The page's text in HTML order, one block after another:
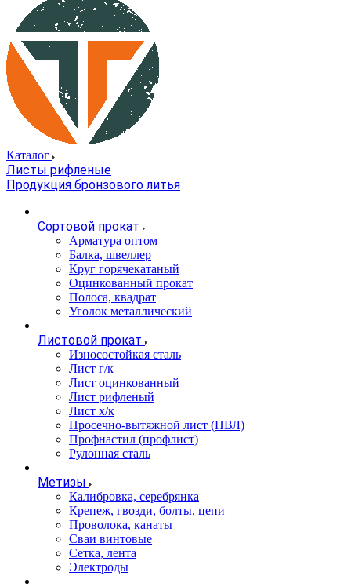
Каталог
Листы рифленые
Продукция бронзового литья
Сортовой прокат
Арматура оптом
Балка, швеллер
Круг горячекатаный
Оцинкованный прокат
Полоса, квадрат
Уголок металлический
Листовой прокат
Износостойкая сталь
Лист г/к
Лист оцинкованный
Лист рифленый
Лист х/к
Просечно-вытяжной лист (ПВЛ)
Профнастил (профлист)
Рулонная сталь
Метизы
Калибровка, серебрянка
Крепеж, гвозди, болты, цепи
Проволока, канаты
Сваи винтовые
Сетка, лента
Электроды